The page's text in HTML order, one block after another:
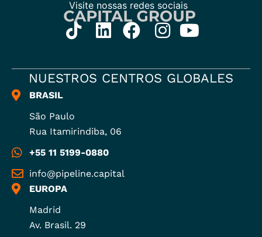
NUESTROS CENTROS GLOBALES
BRASIL
São Paulo
Rua Itamirindiba, 06
+55 11 5199-0880
info@pipeline.capital
EUROPA
Madrid
Av. Brasil. 29